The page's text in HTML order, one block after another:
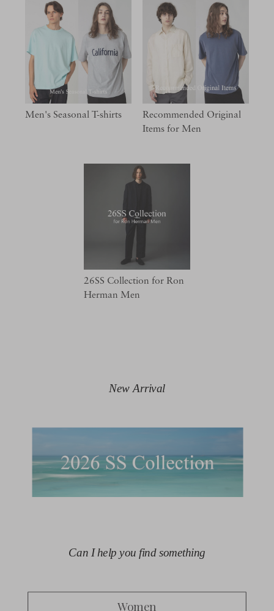
Men's Seasonal T-shirts
Recommended Original
Items for Men
26SS Collection for Ron
Herman Men